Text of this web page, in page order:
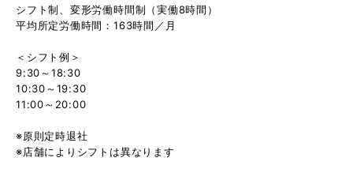
シフト制、変形労働時間制（実働8時間）
平均所定労働時間：163時間／月
＜シフト例＞
9:30～18:30
10:30～19:30
11:00～20:00
※原則定時退社
※店舗によりシフトは異なります